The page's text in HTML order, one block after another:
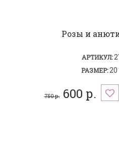
Розы и
АРТИКУЛ:
РАЗМЕР:20
750 р.600 р.